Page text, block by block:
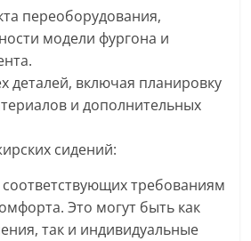
переоборудования,
модели фургона и
деталей, включая планировку
и дополнительных
сидений:
требованиям
Это могут быть как
так и индивидуальные